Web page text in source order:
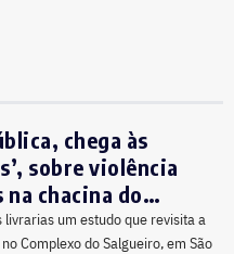
chega às
sobre violência
chacina do
São Gonçalo
livrarias um estudo que revisita a
Complexo do Salgueiro, em São